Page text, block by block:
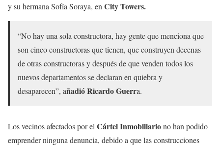
y su hermana Sofía Soraya, enCity Towers.
“No hay una sola constructora, hay gente que menciona que
son cinco constructoras que tienen, que construyen decenas
de otras constructoras y después de que venden todos los
nuevos departamentos se declaran en quiebra y
desaparecen”, añadió Ricardo Guerra.
Los vecinos afectados por elCártel Inmobiliariono han podido
emprender ninguna denuncia, debido a que las construcciones